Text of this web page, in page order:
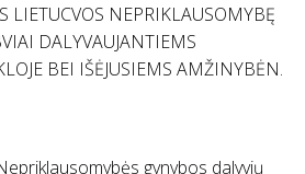
LIETUCVOS NEPRIKLAUSOMYBĘ
DALYVAUJANTIEMS
BEI IŠĖJUSIEMS AMŽINYBĖN.
gynybos dalyvių